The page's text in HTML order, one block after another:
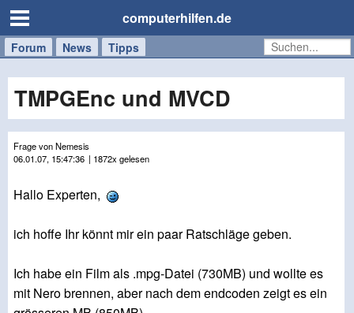
computerhilfen.de
Forum News Tipps
Handy
Tablet
Windows
Mac
TMPGEnc und MVCD
Frage von Nemesis
06.01.07, 15:47:36 | 1872x gelesen
Hallo Experten,
ich hoffe Ihr könnt mir ein paar Ratschläge geben.
Ich habe ein Film als .mpg-Datei (730MB) und wollte es
mit Nero brennen, aber nach dem endcoden zeigt es ein